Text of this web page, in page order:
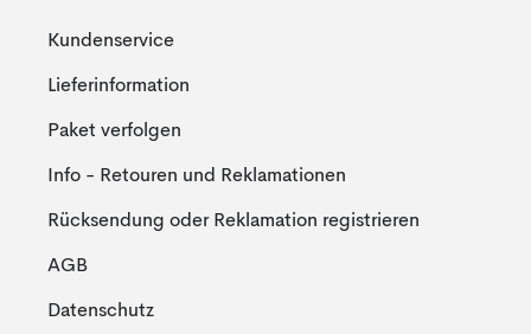
Kundenservice
Lieferinformation
Paket verfolgen
Info - Retouren und Reklamationen
Rücksendung oder Reklamation registrieren
AGB
Datenschutz